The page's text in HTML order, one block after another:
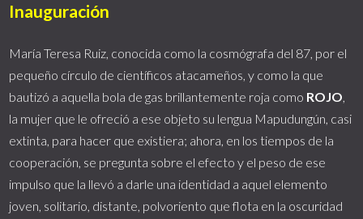
Inauguración
María Teresa Ruiz, conocida como la cosmógrafa del 87, por el
pequeño círculo de científicos atacameños, y como la que
bautizó a aquella bola de gas brillantemente roja como ROJO,
la mujer que le ofreció a ese objeto su lengua Mapudungún, casi
extinta, para hacer que existiera; ahora, en los tiempos de la
cooperación, se pregunta sobre el efecto y el peso de ese
impulso que la llevó a darle una identidad a aquel elemento
joven, solitario, distante, polvoriento que flota en la oscuridad